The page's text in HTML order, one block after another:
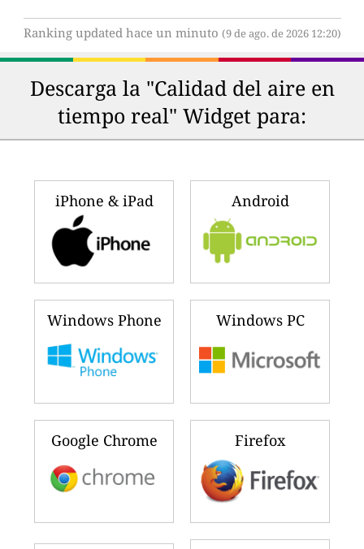
Ranking updated hace un minuto (9 de ago. de 2026 12:20)
Descarga la "Calidad del aire en
tiempo real" Widget para:
iPhone & iPad Android
Windows Phone Windows PC
Google Chrome Firefox